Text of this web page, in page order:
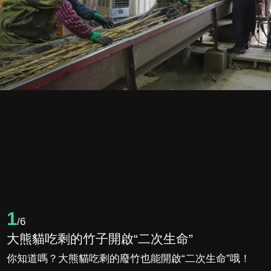
1/6
大熊貓吃剩的竹子開啟“二次生命”
你知道嗎？大熊貓吃剩的廢竹也能開啟“二次生命”哦！